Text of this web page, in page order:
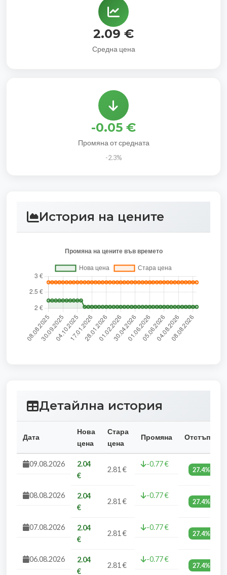
2.09 €
Средна цена
-0.05 €
Промяна от средната
-2.3%
История на цените
Детайлна история
Дата
Нова
цена
Стара
цена
Промяна Отстъпка
09.08.2026
2.04
€
2.81 €
-0.77 €
27.4%
08.08.2026
2.04
€
2.81 €
-0.77 €
27.4%
07.08.2026
2.04
€
2.81 €
-0.77 €
27.4%
06.08.2026
2.04
€
2.81 €
-0.77 €
27.4%